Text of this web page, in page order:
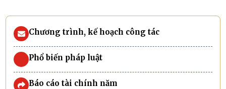
Chương trình, kế hoạch công tác
Phổ biến pháp luật
Báo cáo tài chính năm